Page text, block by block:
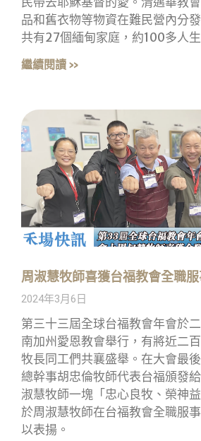
品和舊衣物等物資在難民營內分
共有27個緬甸家庭，約100多人生
繼續閱讀 »
周淑慧牧師喜獲台福教會全職
2024年3月6日
第三十三屆全球台福教會年會於
南加州愛恩教會舉行，有將近二
牧長同工們共襄盛舉。在大會最
總幹事胡忠倫牧師代表台福頒發
淑慧牧師一塊「忠心良牧、榮神
於周淑慧牧師在台福教會全職服
以表揚。